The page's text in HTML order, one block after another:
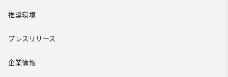
推奨環境
プレスリリース
企業情報